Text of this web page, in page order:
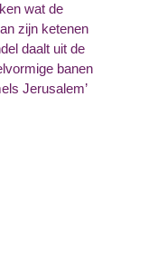
wat de
zijn ketenen
daalt uit de
banen
Jerusalem’